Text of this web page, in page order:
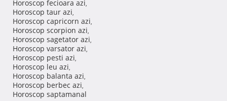
Horoscop fecioara azi,
Horoscop taur azi,
Horoscop capricorn azi,
Horoscop scorpion azi,
Horoscop sagetator azi,
Horoscop varsator azi,
Horoscop pesti azi,
Horoscop leu azi,
Horoscop balanta azi,
Horoscop berbec azi,
Horoscop saptamanal